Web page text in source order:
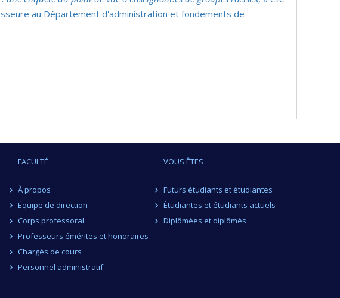
au Département d'administration et fondements de
FACULTÉ
À propos
Équipe de direction
Corps professoral
Professeurs émérites et honoraires
Chargés de cours
Personnel administratif
VOUS ÊTES
Futurs étudiants et étudiantes
Étudiantes et étudiants actuels
Diplômées et diplômés